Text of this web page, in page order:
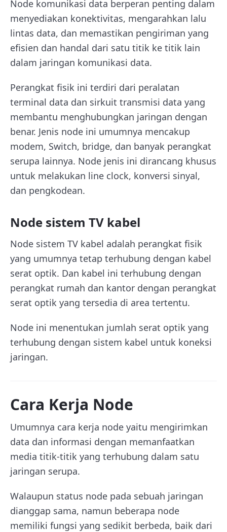
Node komunikasi data berperan penting dalam
menyediakan konektivitas, mengarahkan lalu
lintas data, dan memastikan pengiriman yang
efisien dan handal dari satu titik ke titik lain
dalam jaringan komunikasi data.
Perangkat fisik ini terdiri dari peralatan
terminal data dan sirkuit transmisi data yang
membantu menghubungkan jaringan dengan
benar. Jenis node ini umumnya mencakup
modem, Switch, bridge, dan banyak perangkat
serupa lainnya. Node jenis ini dirancang khusus
untuk melakukan line clock, konversi sinyal,
dan pengkodean.
Node sistem TV kabel
Node sistem TV kabel adalah perangkat fisik
yang umumnya tetap terhubung dengan kabel
serat optik. Dan kabel ini terhubung dengan
perangkat rumah dan kantor dengan perangkat
serat optik yang tersedia di area tertentu.
Node ini menentukan jumlah serat optik yang
terhubung dengan sistem kabel untuk koneksi
jaringan.
Cara Kerja Node
Umumnya cara kerja node yaitu mengirimkan
data dan informasi dengan memanfaatkan
media titik-titik yang terhubung dalam satu
jaringan serupa.
Walaupun status node pada sebuah jaringan
dianggap sama, namun beberapa node
memiliki fungsi yang sedikit berbeda, baik dari